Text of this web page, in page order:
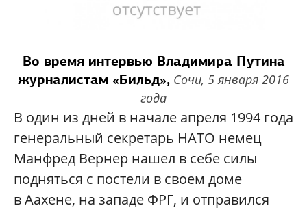
Во время интервью Владимира Путина
журналистам «Бильд», Сочи, 5 января 2016
года
В один из дней в начале апреля 1994 года
генеральный секретарь НАТО немец
Манфред Вернер нашел в себе силы
подняться с постели в своем доме
в Аахене, на западе ФРГ, и отправился